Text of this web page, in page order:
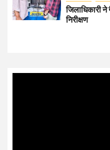
जिलाधिकारी
निरीक्षण